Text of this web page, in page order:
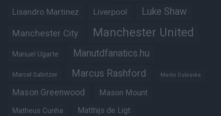
Lisandro Martinez Liverpool Luke Shaw
Manchester City Manchester United
Manuel Ugarte Manutdfanatics.hu
Marcel Sabitzer Marcus Rashford Martin Dubravka
Mason Greenwood Mason Mount
Matheus Cunha Matthijs de Ligt